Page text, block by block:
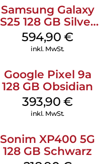
Samsung Galaxy
S25 128 GB Silver
Shadow
594,90€
inkl. MwSt.
Google Pixel 9a
128 GB Obsidian
393,90€
inkl. MwSt.
Sonim XP400 5G
128 GB Schwarz